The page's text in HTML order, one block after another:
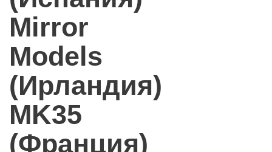
Mirror
Models
(Ирландия)
MK35
(Франция)